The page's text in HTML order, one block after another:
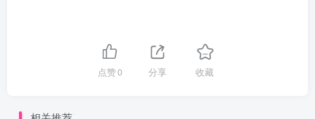
点赞0 分享 收藏